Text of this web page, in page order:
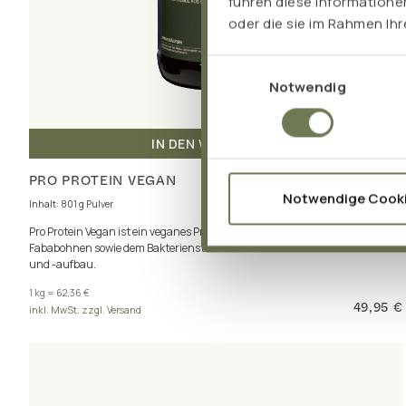
oder die sie im Rahmen
Notwendig
Notwendige
IN DEN WARENKORB
PRO PROTEIN VEGAN
Inhalt: 801 g Pulver
Pro Protein Vegan ist ein veganes Proteinpulver aus Erbsen und
Fababohnen sowie dem Bakterienstamm Bacillus subtilis. Für Muskelerhalt
und -aufbau.
1 kg = 62,36 €
inkl. MwSt. zzgl. Versand
49,95 €